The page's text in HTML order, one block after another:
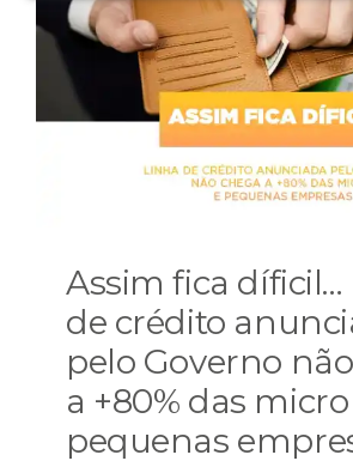
Assim fica díficil…
de crédito
pelo Governo
a +80% das
pequenas